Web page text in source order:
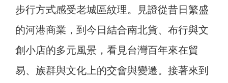
步行方式感受老城區紋理。見證從昔日繁盛
的河港商業，到今日結合南北貨、布行與文
創小店的多元風景，看見台灣百年來在貿
易、族群與文化上的交會與變遷。接著來到